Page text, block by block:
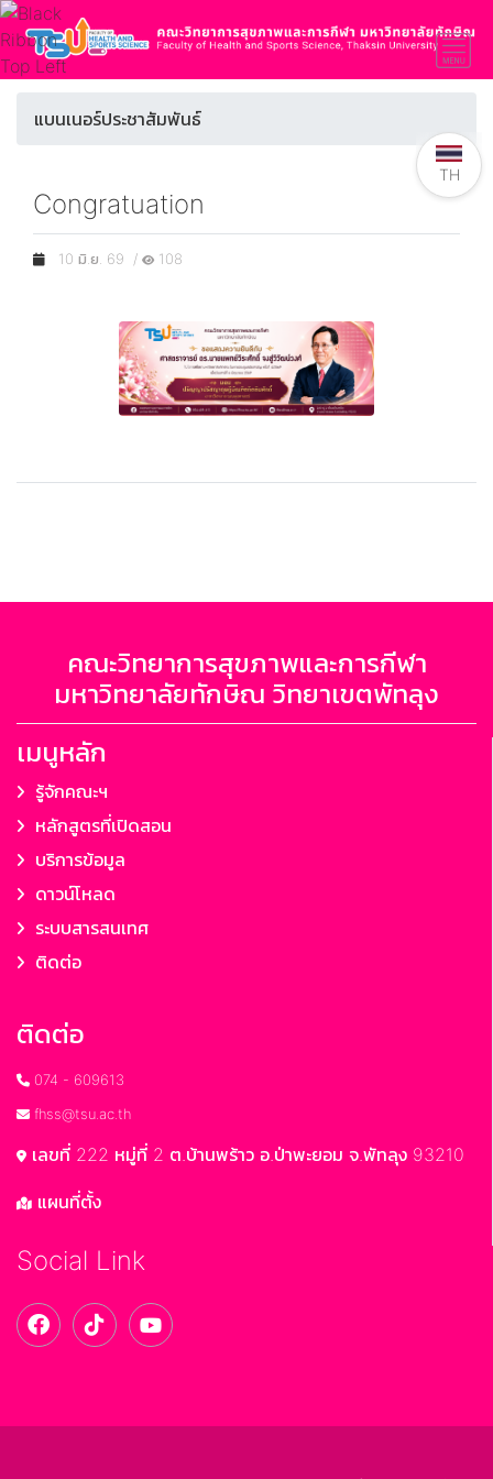
แบนเนอร์ประชาสัมพันธ์
Congratuation
10 มิ.ย. 69 / 108
คณะวิทยาการสุขภาพและการกีฬา
มหาวิทยาลัยทักษิณ วิทยาเขตพัทลุง
เมนูหลัก
รู้จักคณะฯ
หลักสูตรที่เปิดสอน
บริการข้อมูล
ดาวน์โหลด
ระบบสารสนเทศ
ติดต่อ
ติดต่อ
074 - 609613
fhss@tsu.ac.th
เลขที่ 222 หมู่ที่ 2 ต.บ้านพร้าว อ.ป่าพะยอม จ.พัทลุง 93210
แผนที่ตั้ง
Social Link
TH